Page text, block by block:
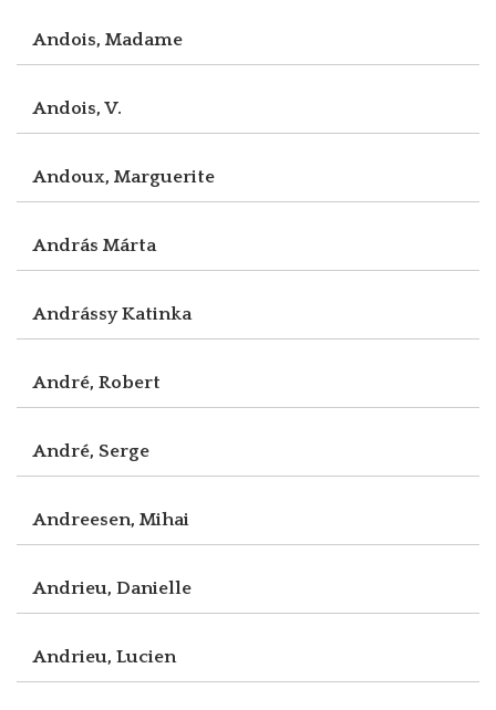
Andois, Madame
Andois, V.
Andoux, Marguerite
András Márta
Andrássy Katinka
André, Robert
André, Serge
Andreesen, Mihai
Andrieu, Danielle
Andrieu, Lucien